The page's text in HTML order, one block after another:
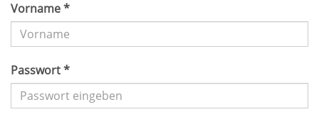
Vorname *
Passwort *